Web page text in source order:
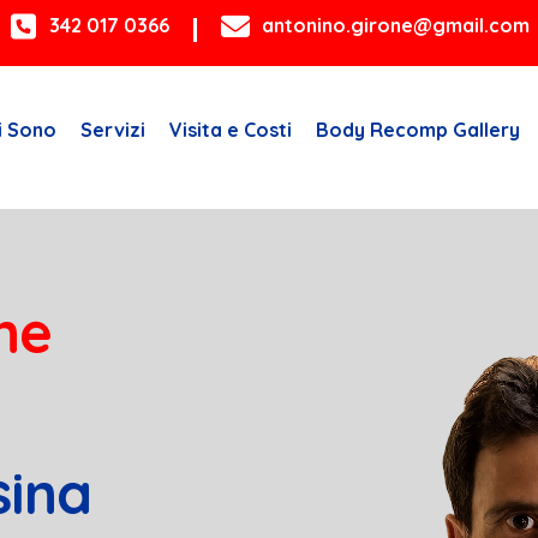
342 017 0366 antonino.girone@gmail.com
Sono Servizi Visita e Costi Body Recomp Gallery